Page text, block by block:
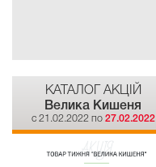
КАТАЛОГ АКЦІЙ
Велика Кишеня
c 21.02.2022 по 27.02.2022